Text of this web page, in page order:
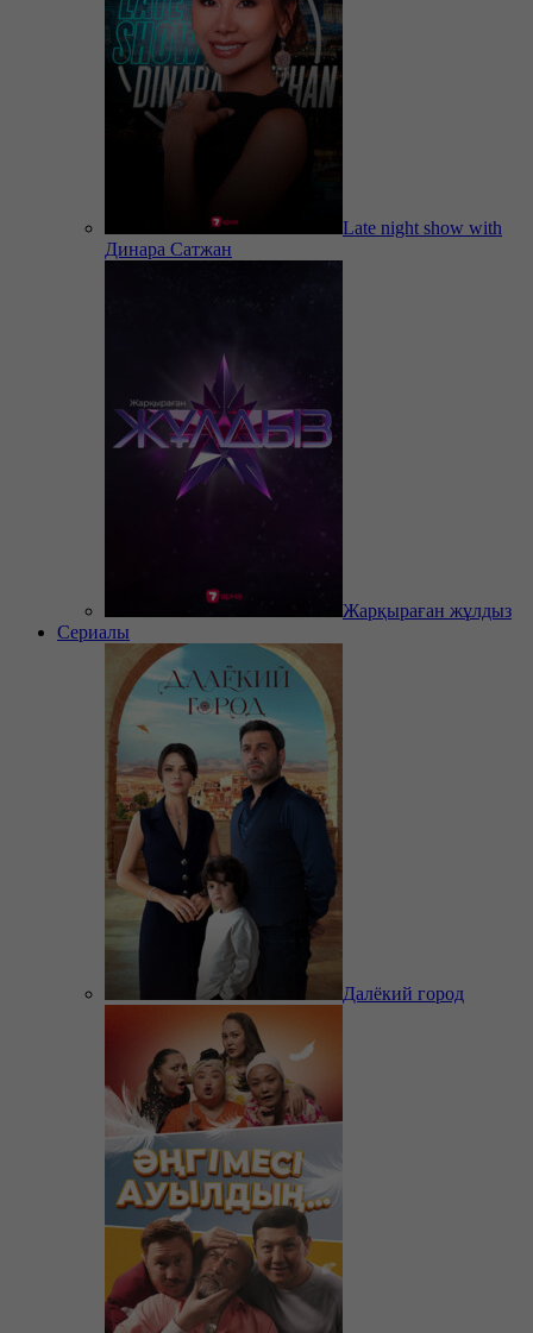
Late night show with
Динара Сатжан
Жарқыраған жұлдыз
Сериалы
Далёкий город